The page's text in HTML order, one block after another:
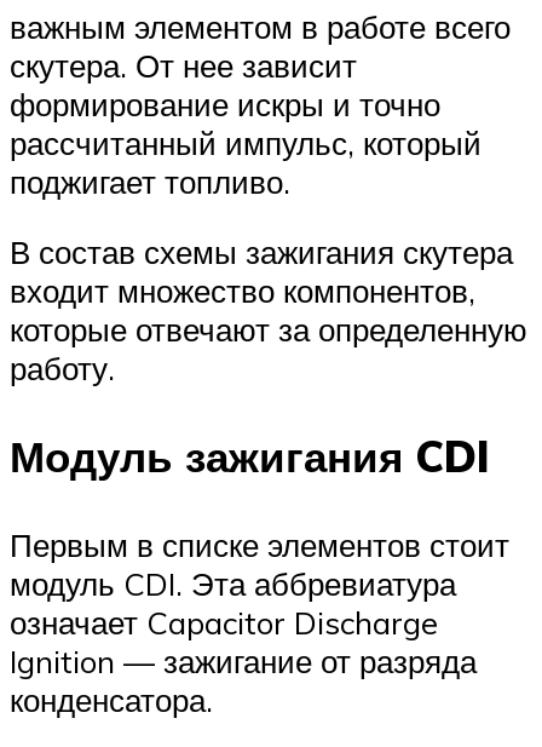
важным элементом в работе всего
скутера. От нее зависит
формирование искры и точно
рассчитанный импульс, который
поджигает топливо.
В состав схемы зажигания скутера
входит множество компонентов,
которые отвечают за определенную
работу.
Модуль зажигания CDI
Первым в списке элементов стоит
модуль CDI. Эта аббревиатура
означает Capacitor Discharge
Ignition — зажигание от разряда
конденсатора.